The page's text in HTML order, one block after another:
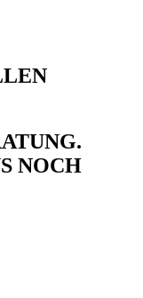
NOCH